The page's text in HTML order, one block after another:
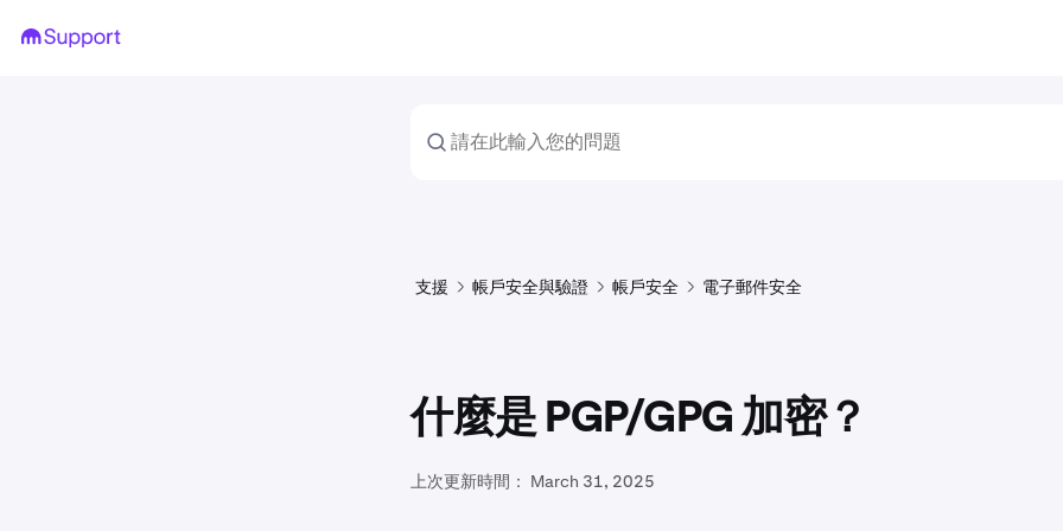
支援 帳戶安全與驗證 帳戶安全 電子郵件安全
什麼是 PGP/GPG 加密？
上次更新時間： March 31, 2025